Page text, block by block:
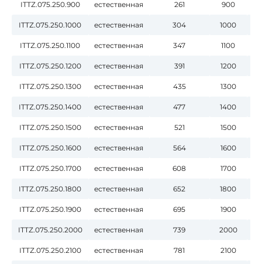
ITTZ.075.250.900 естественная 261 900
ITTZ.075.250.1000 естественная 304 1000
ITTZ.075.250.1100 естественная 347 1100
ITTZ.075.250.1200 естественная 391 1200
ITTZ.075.250.1300 естественная 435 1300
ITTZ.075.250.1400 естественная 477 1400
ITTZ.075.250.1500 естественная 521 1500
ITTZ.075.250.1600 естественная 564 1600
ITTZ.075.250.1700 естественная 608 1700
ITTZ.075.250.1800 естественная 652 1800
ITTZ.075.250.1900 естественная 695 1900
ITTZ.075.250.2000 естественная 739 2000
ITTZ.075.250.2100 естественная 781 2100